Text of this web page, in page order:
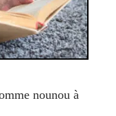
nounou à